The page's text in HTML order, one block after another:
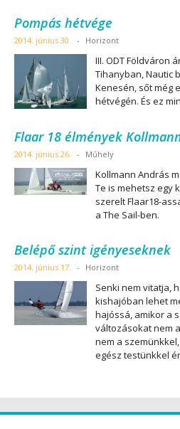
Pompás hétvége
2014. június 30. - Horizont
III. ODT Földváron
Tihanyban, Nautic
Kenesén, sőt még
hétvégén. És ez
Flaar 18 élmények
2014. június 26. - Műhely
Kollmann András
Te is mehetsz egy
szerelt Flaar18-
a The Sail-ben.
Belépő szint igényeseknek
2014. június 17. - Horizont
Senki nem vitatja,
kishajóban lehet
hajóssá, amikor a
változásokat nem
nem a
egész testünkkel